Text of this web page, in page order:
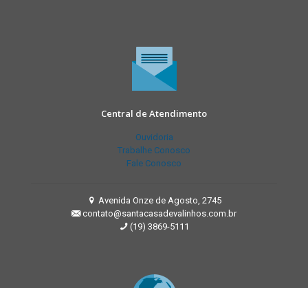
Central de Atendimento
Ouvidoria
Trabalhe Conosco
Fale Conosco
Avenida Onze de Agosto, 2745
contato@santacasadevalinhos.com.br
(19) 3869-5111